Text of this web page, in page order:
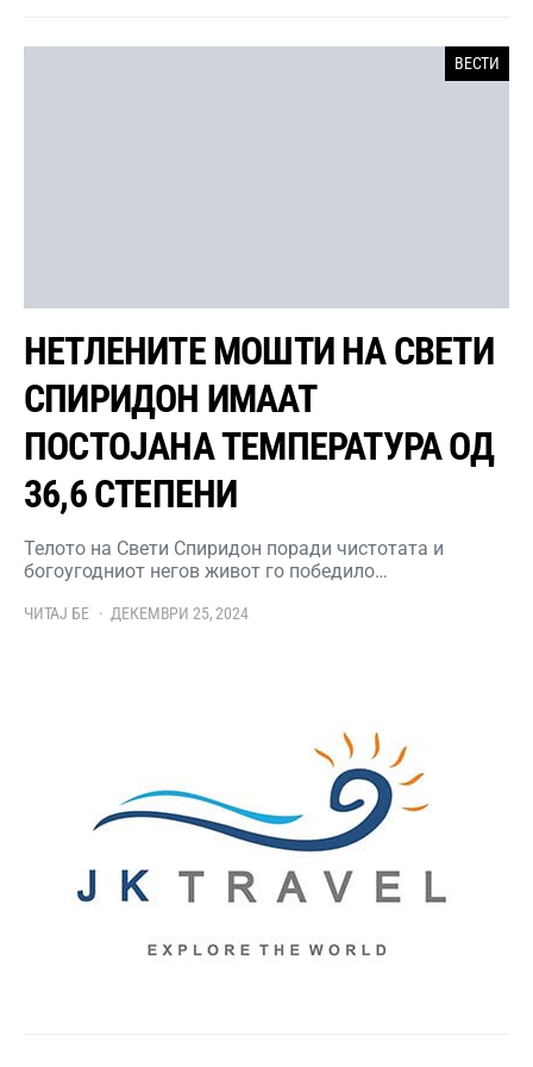
ВЕСТИ
НЕТЛЕНИТЕ МОШТИ НА СВЕТИ
СПИРИДОН ИМААТ
ПОСТОЈАНА ТЕМПЕРАТУРА ОД
36,6 СТЕПЕНИ
Телото на Свети Спиридон поради чистотата и
богоугодниот негов живот го победило…
ЧИТАЈ БЕ ДЕКЕМВРИ 25, 2024